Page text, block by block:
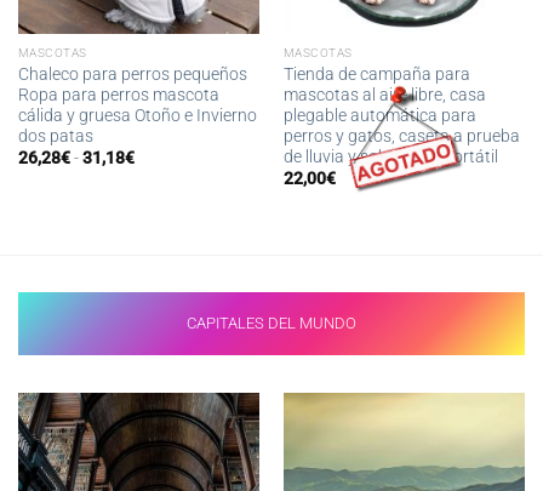
MASCOTAS
Chaleco para perros pequeños
Ropa para perros mascota
cálida y gruesa Otoño e Invierno
dos patas
26,28€ - 31,18€Rango
MASCOTAS
Tienda de campaña para
mascotas al aire libre, casa
plegable automática para
perros y gatos, caseta a prueba
de lluvia y sol, caseta portátil
22,00€
CAPITALES DEL MUNDO